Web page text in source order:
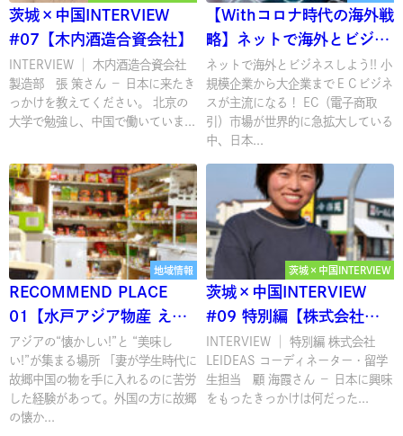
茨城×中国INTERVIEW
#07【木内酒造合資会社】
INTERVIEW │ 木内酒造合資会社
製造部 張 策さん － 日本に来たき
っかけを教えてください。 北京の
大学で勉強し、中国で働いていま...
【Withコロナ時代の海外戦
略】ネットで海外とビジネ
スしよう!! 北米進出セミナ
ー
ネットで海外とビジネスしよう!! 小
規模企業から大企業までＥＣビジネ
スが主流になる！ EC（電子商取
引）市場が世界的に急拡大している
中、日本...
地域情報
RECOMMEND PLACE
01【水戸アジア物産 え
ん】
アジアの“懐かしい!”と “美味し
い!”が集まる場所 「妻が学生時代に
故郷中国の物を手に入れるのに苦労
した経験があって。外国の方に故郷
の懐か...
茨城×中国INTERVIEW
茨城×中国INTERVIEW
#09 特別編【株式会社
LEIDEAS】
INTERVIEW │ 特別編 株式会社
LEIDEAS コーディネーター・留学
生担当 顧 海霞さん － 日本に興味
をもったきっかけは何だった...